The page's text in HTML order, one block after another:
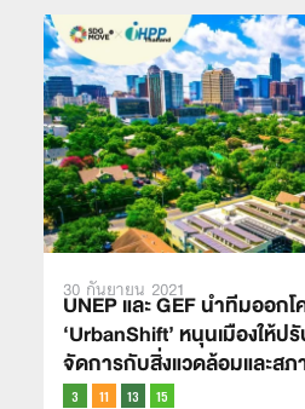
30 กันยายน 2021
UNEP และ GEF นำทีมออก
‘UrbanShift’ หนุนเมืองให้
จัดการกับสิ่งแวดล้อมและส